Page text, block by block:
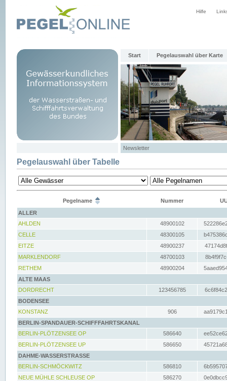
Hilfe
Start Pegelauswahl über Karte
Newsletter
Pegelauswahl über Tabelle
Pegelname Nummer
ALLER
AHLDEN
48900102
CELLE
48300105
EITZE
48900237
MARKLENDORF
48700103
RETHEM
48900204
ALTE MAAS
DORDRECHT
123456785
BODENSEE
KONSTANZ
906
BERLIN-SPANDAUER-SCHIFFFAHRTSKANAL
BERLIN-PLÖTZENSEE OP
586640
BERLIN-PLÖTZENSEE UP
586650
DAHME-WASSERSTRASSE
BERLIN-SCHMÖCKWITZ
586810
NEUE MÜHLE SCHLEUSE OP
586270